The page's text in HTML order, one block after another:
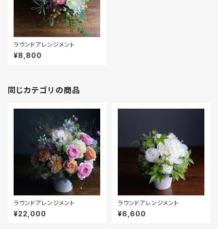
ラウンドアレンジメント
¥8,800
同じカテゴリの商品
ラウンドアレンジメント
¥22,000
ラウンドアレンジメント
¥6,600